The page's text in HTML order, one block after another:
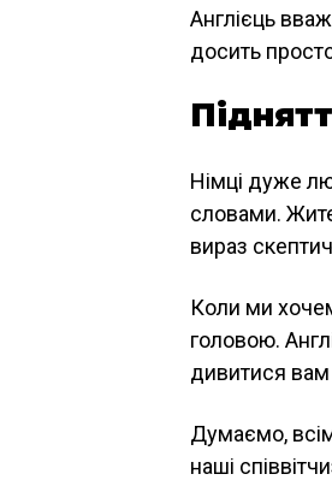
Англієць
досить
Німці дуже
словами.
вираз
Коли ми
головою.
дивитися вам
Думаємо,
наші